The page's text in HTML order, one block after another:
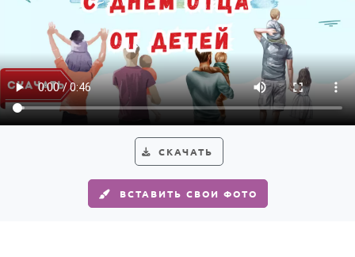
СКАЧАТЬ
ВСТАВИТЬ СВОИ ФОТО